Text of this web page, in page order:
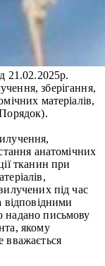
21.02.2025р.
зберігання,
матеріалів,
анатомічних
тканин при
під час
відповідними
надано письмову
якому
вважається